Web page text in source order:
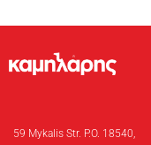
59 Mykalis Str. P.O. 18540,